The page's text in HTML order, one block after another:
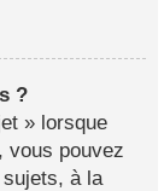
?
» lorsque
vous pouvez
à la